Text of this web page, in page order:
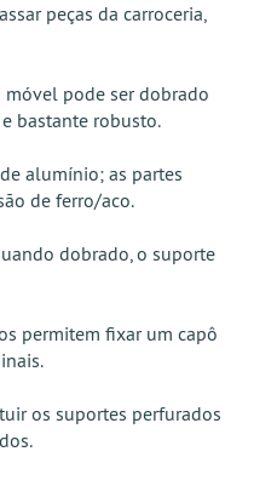
peças da carroceria,
pode ser dobrado
bastante robusto.
alumínio; as partes
de ferro/aco.
dobrado, o suporte
permitem fixar um capô
os suportes perfurados